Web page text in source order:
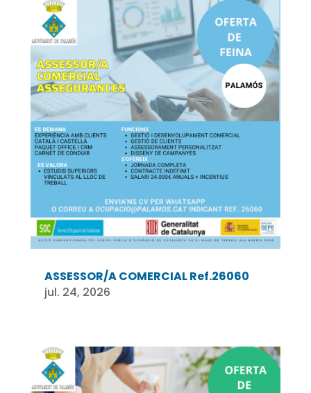
ASSESSOR/A COMERCIAL Ref.26060
jul. 24, 2026